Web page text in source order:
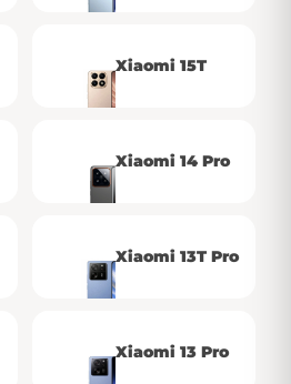
Xiaomi 15T
Xiaomi 14 Pro
Xiaomi 13T Pro
Xiaomi 13 Pro